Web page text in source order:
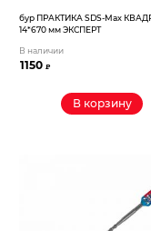
бур ПРАКТИКА SDS-Max
14*670 мм ЭКСПЕРТ
В наличии
1150₽
В корзину